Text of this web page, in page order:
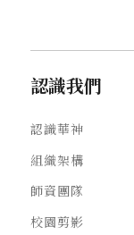
認識我們
認識華神
組織架構
師資團隊
校園剪影